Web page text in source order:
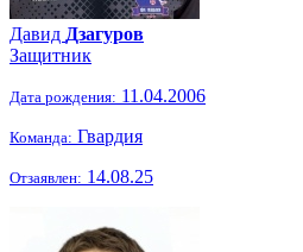
Давид Дзагуров
Защитник
Дата рождения: 11.04.2006
Команда: Гвардия
Отзаявлен: 14.08.25